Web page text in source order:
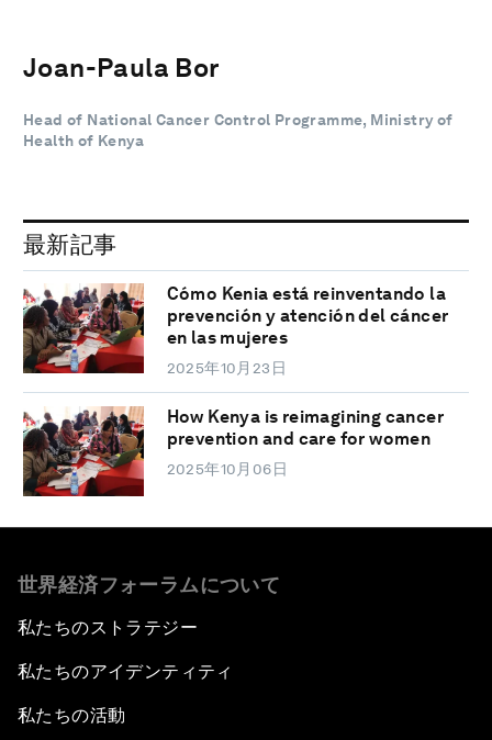
Joan-Paula Bor
Head of National Cancer Control Programme, Ministry of
Health of Kenya
最新記事
Cómo Kenia está reinventando la
prevención y atención del cáncer
en las mujeres
2025年10月23日
How Kenya is reimagining cancer
prevention and care for women
2025年10月06日
世界経済フォーラムについて
私たちのストラテジー
私たちのアイデンティティ
私たちの活動